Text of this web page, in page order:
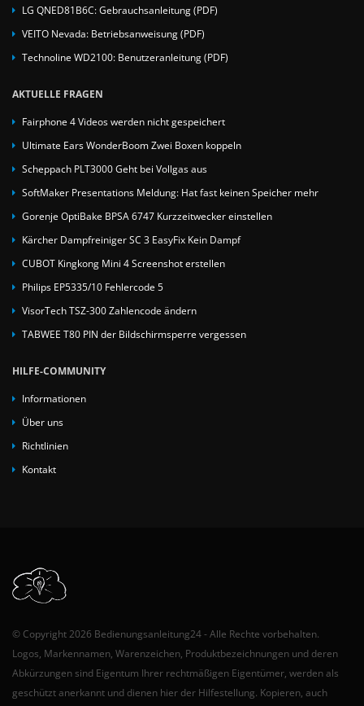
LG QNED81B6C: Gebrauchsanleitung (PDF)
VEITO Nevada: Betriebsanweisung (PDF)
Technoline WD2100: Benutzeranleitung (PDF)
AKTUELLE FRAGEN
Fairphone 4 Videos werden nicht gespeichert
Ultimate Ears WonderBoom Zwei Boxen koppeln
Scheppach PLT3000 Geht bei Vollgas aus
SoftMaker Presentations Meldung: Hat fast keinen Speicher mehr
Gorenje OptiBake BPSA 6747 Kurzzeitwecker einstellen
Kärcher Dampfreiniger SC 3 EasyFix Kein Dampf
CUBOT Kingkong Mini 4 Screenshot erstellen
Philips EP5335/10 Fehlercode 5
VisorTech TSZ-300 Zahlencode ändern
TABWEE T80 PIN der Bildschirmsperre vergessen
HILFE-COMMUNITY
Informationen
Über uns
Richtlinien
Kontakt
© Copyright 2026 Bedienungsanleitung24 - Alle Rechte vorbehalten.
Logos, Markennamen, Warenzeichen, Produktbezeichnungen und deren
Abkürzungen sind Eigentum Ihrer rechtmäßigen Eigentümer, werden als
geschützt anerkannt und dienen hier der Hilfestellung. Kopieren, auch